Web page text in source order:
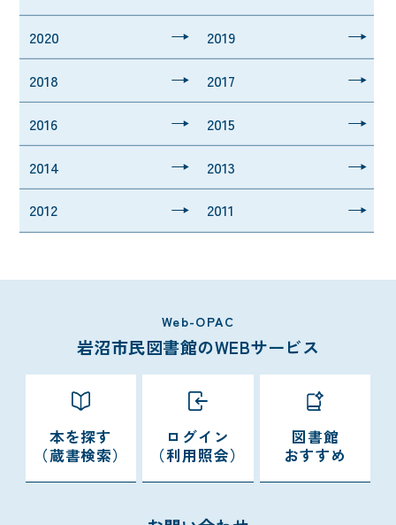
2020 2019
2018 2017
2016 2015
2014 2013
2012 2011
Web-OPAC
岩沼市民図書館のWEBサービス
本を探す
（蔵書検索）
ログイン
（利用照会）
図書館
おすすめ